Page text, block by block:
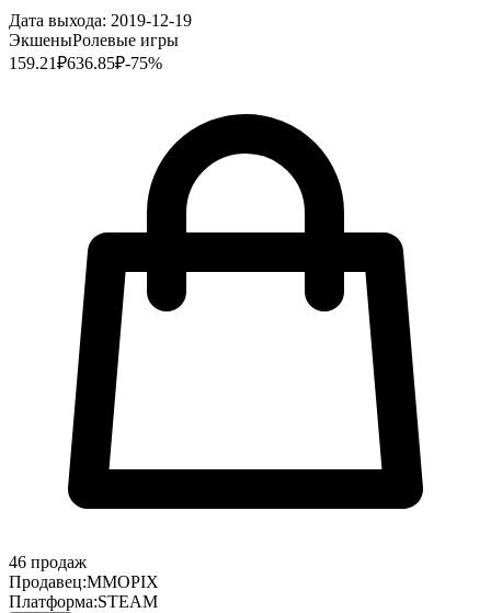
Дата выхода: 2019-12-19
ЭкшеныРолевые игры
159.21₽636.85₽-75%
46 продаж
Продавец:MMOPIX
Платформа:STEAM